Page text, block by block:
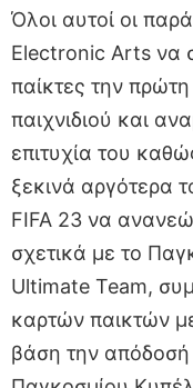
Όλοι αυτοί οι
Electronic Arts να
παίκτες την
παιχνιδιού και
επιτυχία του
ξεκινά αργότερα
FIFA 23 να
σχετικά με το
Ultimate Team,
καρτών παικτών
βάση την